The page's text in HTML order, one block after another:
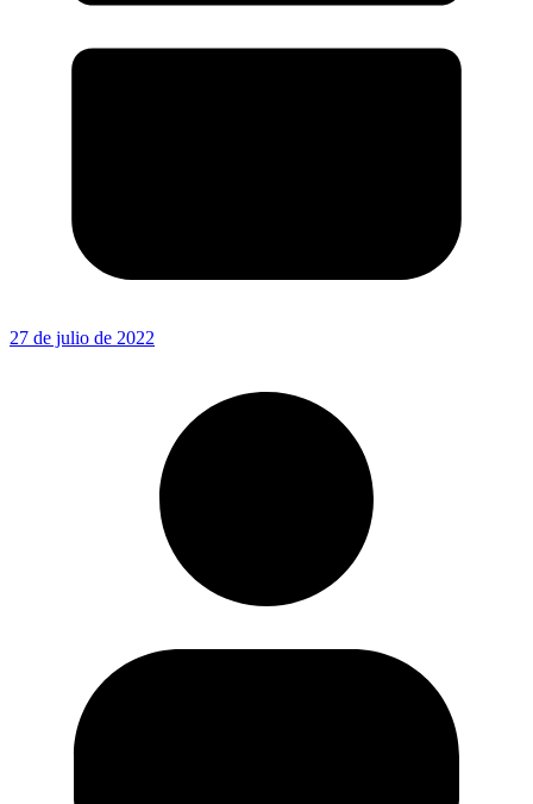
27 de julio de 2022